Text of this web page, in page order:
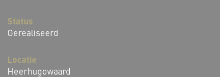
Status
Gerealiseerd
Locatie
Heerhugowaard